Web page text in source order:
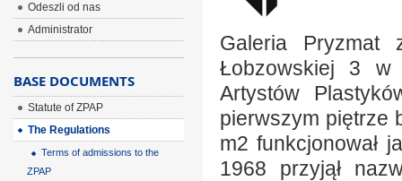
Galeria Pryzmat
Łobzowskiej 3 w
Artystów
pierwszym piętrze
m2 funkcjonował
1968 przyjął
Odeszli od nas
Administrator
BASE DOCUMENTS
Statute of ZPAP
The Regulations
Terms of admissions to the
ZPAP